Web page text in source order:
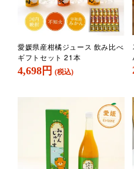
愛媛県産柑橘ジュース 飲み比べ
ギフトセット 21本
4,698円 (税込)